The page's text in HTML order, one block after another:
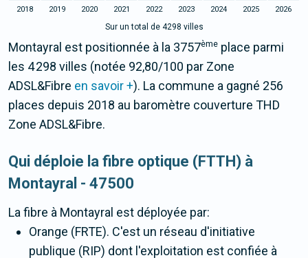
2018 2019 2020 2021 2022 2023 2024 2025 2026
Sur un total de 4298 villes
Montayral est positionnée à la 3757ème place parmi
les 4 298 villes (notée 92,80/100 par Zone
ADSL&Fibre en savoir +). La commune a gagné 256
places depuis 2018 au baromètre couverture THD
Zone ADSL&Fibre.
Qui déploie la fibre optique (FTTH) à
Montayral - 47500
La fibre à Montayral est déployée par:
Orange (FRTE). C'est un réseau d'initiative
publique (RIP) dont l'exploitation est confiée à